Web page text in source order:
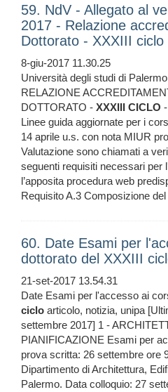
59. NdV - Allegato al
2017 - Relazione
Dottorato - XXXIII ciclo
8-giu-2017 11.30.25
Università degli studi di
RELAZIONE
DOTTORATO - XXXIII CICLO
Linee guida aggiornate per i
14 aprile u.s. con nota MIUR
Valutazione sono chiamati a
seguenti requisiti necessari per
l’apposita procedura web
Requisito A.3 Composizione
60. Date Esami per
dottorato del XXXIII
21-set-2017 13.54.31
Date Esami per l'accesso ai
ciclo articolo, notizia, unipa
settembre 2017] 1 -
PIANIFICAZIONE Esami per
prova scritta: 26 settembre ore
Dipartimento di Architettura,
Palermo. Data colloquio: 27